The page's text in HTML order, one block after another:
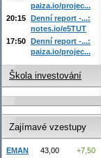
paiza.io/projec...
20:15 Denní report -...:
notes.io/e5TUT
17:50 Denní report -...:
paiza.io/projec...
Škola investování
Zajímavé vzestupy
EMAN 43,00
+7,50